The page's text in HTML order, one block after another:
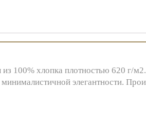
100% хлопка плотностью 620 г/
элегантности.